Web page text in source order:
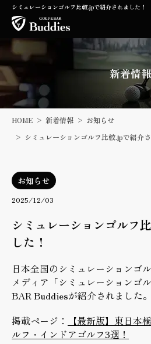
シミュレーションゴルフ比較.jpで紹介されました！
新着情報
HOME 新着情報
お知らせ
シミュレーションゴルフ比較.jpで紹介
お知らせ
2025/12/03
シミュレーションゴルフ
した！
日本全国のシミュレーションゴ
メディア「シミュレーションゴ
BAR Buddiesが紹介されました。
掲載ページ：
【最新版】東日本
ルフ・インドアゴルフ3選！